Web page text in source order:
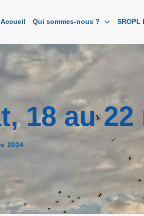
Accueil Qui sommes-nous ? SROPL
18 au 22
2024